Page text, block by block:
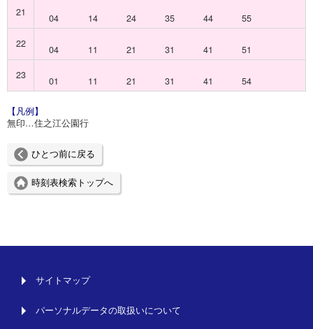
21
04 14 24 35 44
55
22
04 11 21 31 41
51
23
01 11 21 31 41 54
【凡例】
無印…住之江公園行
ひとつ前に戻る
時刻表検索トップへ
サイトマップ
パーソナルデータの取扱いについて